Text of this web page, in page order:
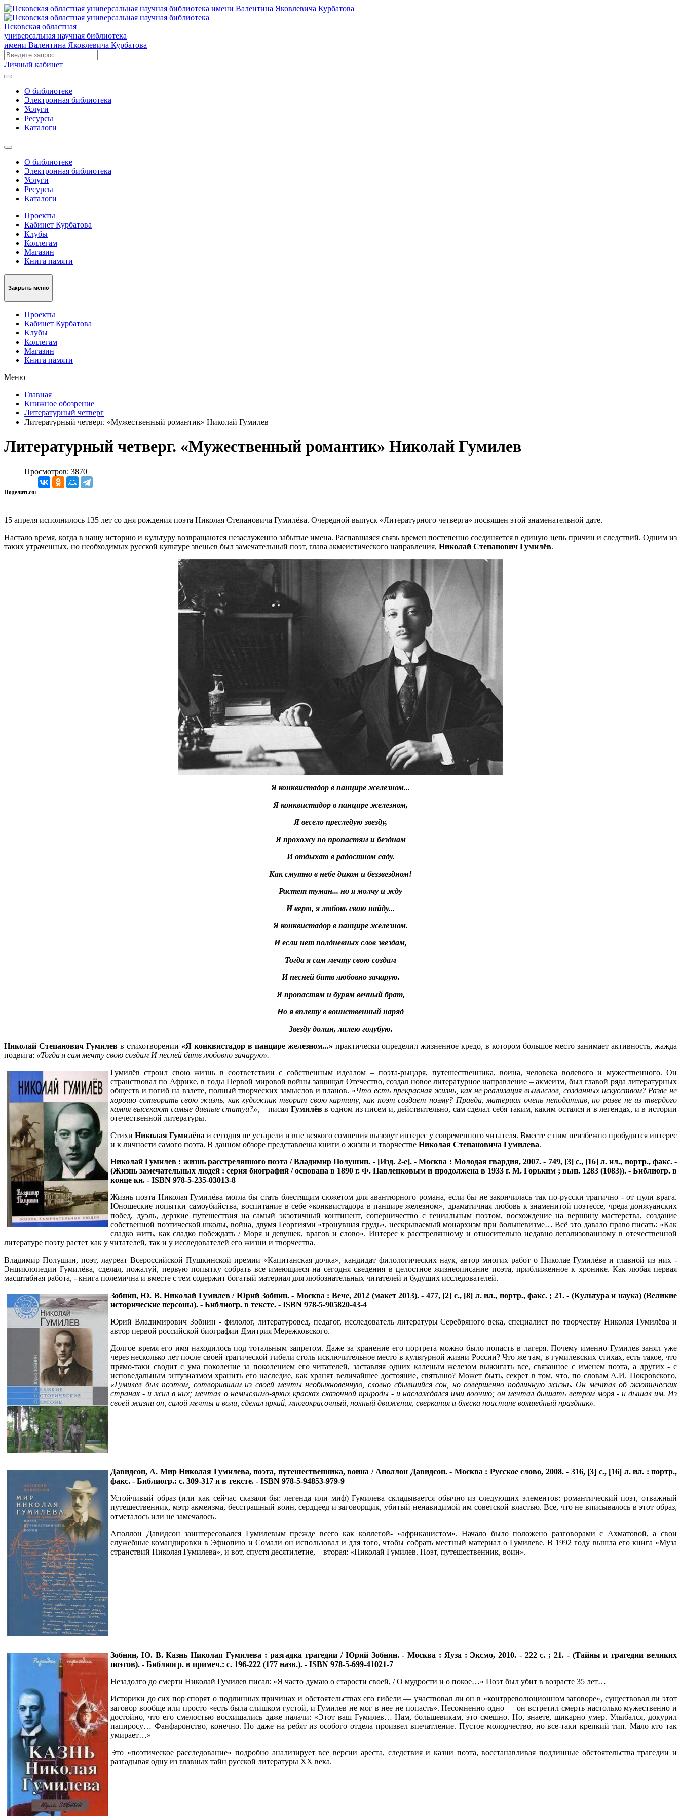
Псковская областная
универсальная научная библиотека
имени Валентина Яковлевича Курбатова
Личный кабинет
О библиотеке
Электронная библиотека
Услуги
Ресурсы
Каталоги
О библиотеке
Электронная библиотека
Услуги
Ресурсы
Каталоги
Проекты
Кабинет Курбатова
Клубы
Коллегам
Магазин
Книга памяти
Закрыть меню
Проекты
Кабинет Курбатова
Клубы
Коллегам
Магазин
Книга памяти
Меню
Главная
Книжное обозрение
Литературный четверг
Литературный четверг. «Мужественный романтик» Николай Гумилев
Литературный четверг. «Мужественный романтик» Николай Гумилев
Просмотров: 3870
Поделиться:
15 апреля исполнилось 135 лет со дня рождения поэта Николая Степановича Гумилёва. Очередной выпуск «Литературного четверга» посвящен этой знаменательной дате.
Настало время, когда в нашу историю и культуру возвращаются незаслуженно забытые имена. Распавшаяся связь времен постепенно соединяется в единую цепь причин и следствий. Одним из
таких утраченных, но необходимых русской культуре звеньев был замечательный поэт, глава акмеистического направления, Николай Степанович Гумилёв.
Я конквистадор в панцире железном...
Я конквистадор в панцире железном,
Я весело преследую звезду,
Я прохожу по пропастям и безднам
И отдыхаю в радостном саду.
Как смутно в небе диком и беззвездном!
Растет туман... но я молчу и жду
И верю, я любовь свою найду...
Я конквистадор в панцире железном.
И если нет полдневных слов звездам,
Тогда я сам мечту свою создам
И песней битв любовно зачарую.
Я пропастям и бурям вечный брат,
Но я вплету в воинственный наряд
Звезду долин, лилею голубую.
Николай Степанович Гумилевв стихотворении «Я конквистадор в панцире железном...» практически определил жизненное кредо, в котором большое место занимает активность, жажда
подвига: «Тогда я сам мечту свою создам И песней битв любовно зачарую».
Гумилёв строил свою жизнь в соответствии с собственным идеалом – поэта-рыцаря, путешественника, воина, человека волевого и мужественного. Он
странствовал по Африке, в годы Первой мировой войны защищал Отечество, создал новое литературное направление – акмеизм, был главой ряда литературных
обществ и погиб на взлете, полный творческих замыслов и планов. «Что есть прекрасная жизнь, как не реализация вымыслов, созданных искусством? Разве не
хорошо сотворить свою жизнь, как художник творит свою картину, как поэт создает поэму? Правда, материал очень неподатлив, но разве не из твердого
камня высекают самые дивные статуи?», – писал Гумилёвв одном из писем и, действительно, сам сделал себя таким, каким остался и в легендах, и в истории
отечественной литературы.
Стихи Николая Гумилёва и сегодня не устарели и вне всякого сомнения вызовут интерес у современного читателя. Вместе с ним неизбежно пробудится интерес
и к личности самого поэта. В данном обзоре представлены книги о жизни и творчестве Николая Степановича Гумилева.
Николай Гумилев : жизнь расстрелянного поэта / Владимир Полушин. - [Изд. 2-е]. - Москва : Молодая гвардия, 2007. - 749, [3] с., [16] л. ил., портр., факс. -
(Жизнь замечательных людей : серия биографий / основана в 1890 г. Ф. Павленковым и продолжена в 1933 г. М. Горьким ; вып. 1283 (1083)). - Библиогр. в
конце кн. - ISBN 978-5-235-03013-8
Жизнь поэта Николая Гумилёва могла бы стать блестящим сюжетом для авантюрного романа, если бы не закончилась так по-русски трагично - от пули врага.
Юношеские попытки самоубийства, воспитание в себе «конквистадора в панцире железном», драматичная любовь к знаменитой поэтессе, чреда донжуанских
побед, дуэль, дерзкие путешествия на самый экзотичный континент, соперничество с гениальным поэтом, восхождение на вершину мастерства, создание
собственной поэтической школы, война, двумя Георгиями «тронувшая грудь», нескрываемый монархизм при большевизме… Всё это давало право писать: «Как
сладко жить, как сладко побеждать / Моря и девушек, врагов и слово». Интерес к расстрелянному и относительно недавно легализованному в отечественной
литературе поэту растет как у читателей, так и у исследователей его жизни и творчества.
Владимир Полушин, поэт, лауреат Всероссийской Пушкинской премии «Капитанская дочка», кандидат филологических наук, автор многих работ о Николае Гумилёве и главной из них -
Энциклопедии Гумилёва, сделал, пожалуй, первую попытку собрать все имеющиеся на сегодня сведения в целостное жизнеописание поэта, приближенное к хронике. Как любая первая
масштабная работа, - книга полемична и вместе с тем содержит богатый материал для любознательных читателей и будущих исследователей.
Зобнин, Ю. В. Николай Гумилев / Юрий Зобнин. - Москва : Вече, 2012 (макет 2013). - 477, [2] с., [8] л. ил., портр., факс. ; 21. - (Культура и наука) (Великие
исторические персоны). - Библиогр. в тексте. - ISBN 978-5-905820-43-4
Юрий Владимирович Зобнин - филолог, литературовед, педагог, исследователь литературы Серебряного века, специалист по творчеству Николая Гумилёва и
автор первой российской биографии Дмитрия Мережковского.
Долгое время его имя находилось под тотальным запретом. Даже за хранение его портрета можно было попасть в лагеря. Почему именно Гумилев занял уже
через несколько лет после своей трагической гибели столь исключительное место в культурной жизни России? Что же там, в гумилевских стихах, есть такое, что
прямо-таки сводит с ума поколение за поколением его читателей, заставляя одних каленым железом выжигать все, связанное с именем поэта, а других - с
исповедальным энтузиазмом хранить его наследие, как хранят величайшее достояние, святыню? Может быть, секрет в том, что, по словам А.И. Покровского,
«Гумилев был поэтом, сотворившим из своей мечты необыкновенную, словно сбывшийся сон, но совершенно подлинную жизнь. Он мечтал об экзотических
странах - и жил в них; мечтал о немыслимо-ярких красках сказочной природы - и наслаждался ими воочию; он мечтал дышать ветром моря - и дышал им. Из
своей жизни он, силой мечты и воли, сделал яркий, многокрасочный, полный движения, сверкания и блеска поистине волшебный праздник».
Давидсон, А. Мир Николая Гумилева, поэта, путешественника, воина / Аполлон Давидсон. - Москва : Русское слово, 2008. - 316, [3] с., [16] л. ил. : портр.,
факс. - Библиогр.: с. 309-317 и в тексте. - ISBN 978-5-94853-979-9
Устойчивый образ (или как сейчас сказали бы: легенда или миф) Гумилева складывается обычно из следующих элементов: романтический поэт, отважный
путешественник, мэтр акмеизма, бесстрашный воин, сердцеед и заговорщик, убитый ненавидимой им советской властью. Все, что не вписывалось в этот образ,
отметалось или не замечалось.
Аполлон Давидсон заинтересовался Гумилевым прежде всего как коллегой- «африканистом». Начало было положено разговорами с Ахматовой, а свои
служебные командировки в Эфиопию и Сомали он использовал и для того, чтобы собрать местный материал о Гумилеве. В 1992 году вышла его книга «Муза
странствий Николая Гумилева», и вот, спустя десятилетие, – вторая: «Николай Гумилев. Поэт, путешественник, воин».
Зобнин, Ю. В. Казнь Николая Гумилева : разгадка трагедии / Юрий Зобнин. - Москва : Яуза : Эксмо, 2010. - 222 с. ; 21. - (Тайны и трагедии великих
поэтов). - Библиогр. в примеч.: с. 196-222 (177 назв.). - ISBN 978-5-699-41021-7
Незадолго до смерти Николай Гумилев писал: «Я часто думаю о старости своей, / О мудрости и о покое…» Поэт был убит в возрасте 35 лет…
Историки до сих пор спорят о подлинных причинах и обстоятельствах его гибели — участвовал ли он в «контрреволюционном заговоре», существовал ли этот
заговор вообще или просто «есть была слишком густой, и Гумилев не мог в нее не попасть». Несомненно одно — он встретил смерть настолько мужественно и
достойно, что его смелостью восхищались даже палачи: «Этот ваш Гумилев… Нам, большевикам, это смешно. Но, знаете, шикарно умер. Улыбался, докурил
папиросу… Фанфаронство, конечно. Но даже на ребят из особого отдела произвел впечатление. Пустое молодчество, но все-таки крепкий тип. Мало кто так
умирает…»
Это «поэтическое расследование» подробно анализирует все версии ареста, следствия и казни поэта, восстанавливая подлинные обстоятельства трагедии и
разгадывая одну из главных тайн русской литературы XX века.